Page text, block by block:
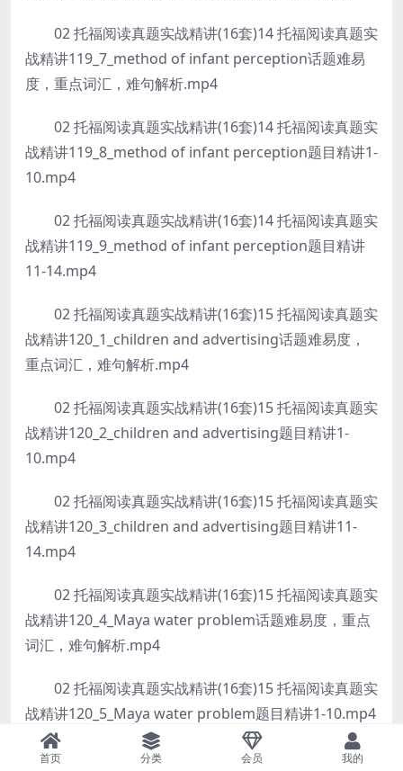
02 托福阅读真题实战精讲(16套)14 托福阅读真题实
战精讲119_7_method of infant perception话题难易
度，重点词汇，难句解析.mp4
02 托福阅读真题实战精讲(16套)14 托福阅读真题实
战精讲119_8_method of infant perception题目精讲1-
10.mp4
02 托福阅读真题实战精讲(16套)14 托福阅读真题实
战精讲119_9_method of infant perception题目精讲
11-14.mp4
02 托福阅读真题实战精讲(16套)15 托福阅读真题实
战精讲120_1_children and advertising话题难易度，
重点词汇，难句解析.mp4
02 托福阅读真题实战精讲(16套)15 托福阅读真题实
战精讲120_2_children and advertising题目精讲1-
10.mp4
02 托福阅读真题实战精讲(16套)15 托福阅读真题实
战精讲120_3_children and advertising题目精讲11-
14.mp4
02 托福阅读真题实战精讲(16套)15 托福阅读真题实
战精讲120_4_Maya water problem话题难易度，重点
词汇，难句解析.mp4
02 托福阅读真题实战精讲(16套)15 托福阅读真题实
战精讲120_5_Maya water problem题目精讲1-10.mp4
02 托福阅读真题实战精讲(16套)15 托福阅读真题实
首页 分类 会员 我的